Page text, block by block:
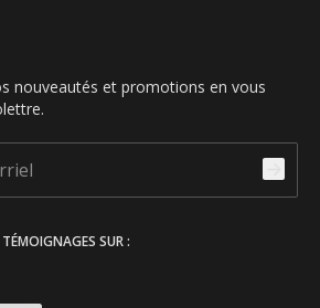
nouveautés et promotions en vous
SUR :